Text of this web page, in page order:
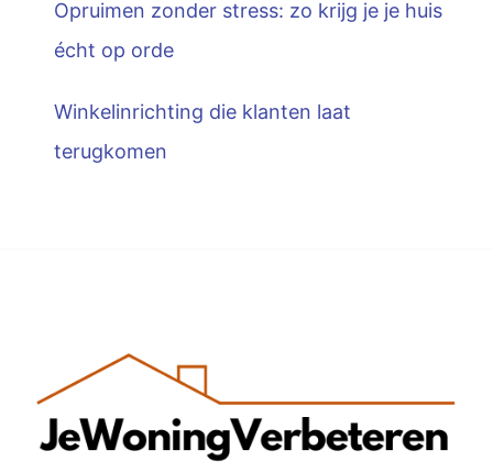
Opruimen zonder stress: zo krijg je je huis
écht op orde
Winkelinrichting die klanten laat
terugkomen